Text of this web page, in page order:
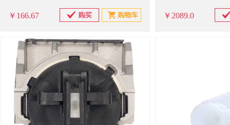
￥166.67 ￥2089.0